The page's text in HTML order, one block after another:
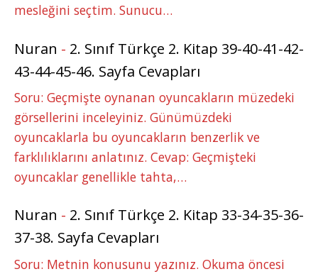
mesleğini seçtim. Sunucu…
Nuran - 2. Sınıf Türkçe 2. Kitap 39-40-41-42-
43-44-45-46. Sayfa Cevapları
Soru: Geçmişte oynanan oyuncakların müzedeki
görsellerini inceleyiniz. Günümüzdeki
oyuncaklarla bu oyuncakların benzerlik ve
farklılıklarını anlatınız. Cevap: Geçmişteki
oyuncaklar genellikle tahta,…
Nuran - 2. Sınıf Türkçe 2. Kitap 33-34-35-36-
37-38. Sayfa Cevapları
Soru: Metnin konusunu yazınız. Okuma öncesi